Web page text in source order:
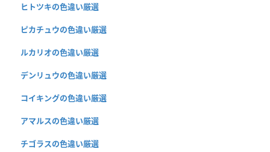
ヒトツキの色違い厳選
ピカチュウの色違い厳選
ルカリオの色違い厳選
デンリュウの色違い厳選
コイキングの色違い厳選
アマルスの色違い厳選
チゴラスの色違い厳選